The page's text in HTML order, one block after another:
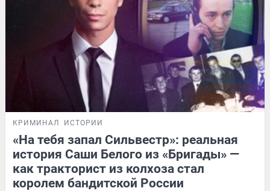
КРИМИНАЛ ИСТОРИИ
«На тебя запал Сильвестр»: реальная
история Саши Белого из «Бригады» —
как тракторист из колхоза стал
королем бандитской России